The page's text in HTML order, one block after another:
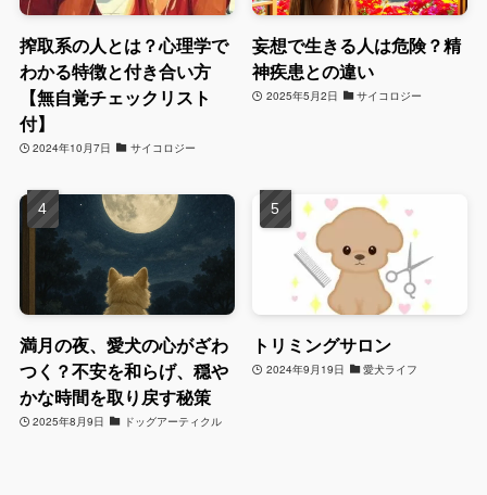
搾取系の人とは？心理学で
わかる特徴と付き合い方
【無自覚チェックリスト
付】
2024年10月7日 サイコロジー
妄想で生きる人は危険？精
神疾患との違い
2025年5月2日 サイコロジー
満月の夜、愛犬の心がざわ
つく？不安を和らげ、穏や
かな時間を取り戻す秘策
2025年8月9日 ドッグアーティクル
トリミングサロン
2024年9月19日 愛犬ライフ